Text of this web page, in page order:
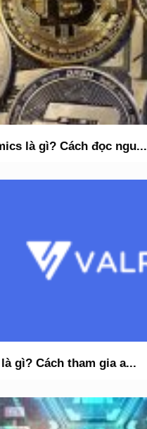
là gì? Cách đọc ngu...
gì? Cách tham gia a...